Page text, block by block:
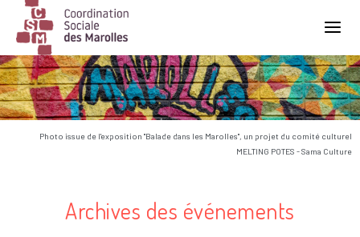
Main Navigation
Photo issue de l'exposition "Balade dans les Marolles", un projet du comité culturel
MELTING POTES - Sama Culture
Archives des événements